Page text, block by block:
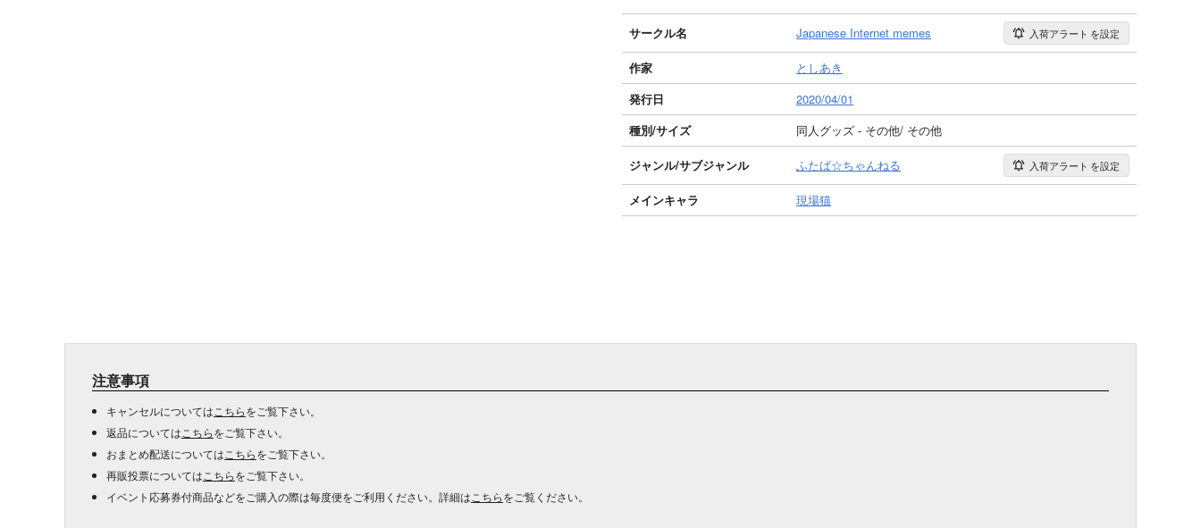
サークル名 Japanese Internet memes 入荷アラート を設定
作家
としあき
発行日
2020/04/01
種別/サイズ
同人グッズ - その他/ その他
ジャンル/サブジャンル ふたば☆ちゃんねる 入荷アラート を設定
メインキャラ 現場猫
注意事項
キャンセルについては こちらをご覧下さい。
返品については こちらをご覧下さい。
おまとめ配送については こちらをご覧下さい。
再販投票については こちらをご覧下さい。
イベント応募券付商品などをご購入の際は毎度便をご利用ください。詳細は こちらをご覧ください。